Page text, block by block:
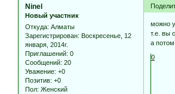
Ninel
Новый участник
Откуда: Алматы
Зарегистрирован: Воскресенье, 12
января, 2014г.
Приглашений: 0
Сообщений: 20
Уважение: +0
Позитив: +0
Пол: Женский
можно
т.е. вы
а
0